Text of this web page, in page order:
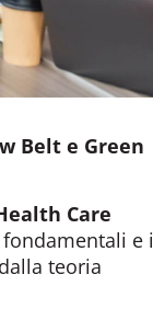
Belt e Green
Care
e i
teoria